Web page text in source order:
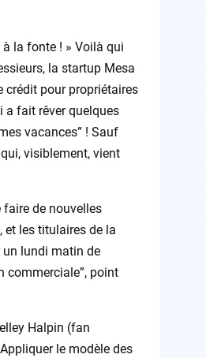
la fonte ! » Voilà qui
la startup Mesa
crédit pour propriétaires
a fait rêver quelques
vacances” ! Sauf
visiblement, vient
faire de nouvelles
et les titulaires de la
un lundi matin de
commerciale”, point
Halpin (fan
le modèle des